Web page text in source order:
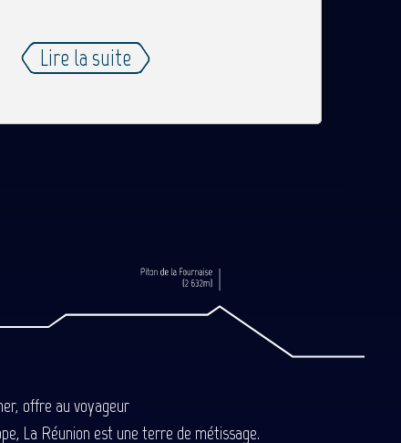
Lire la suite
offre au voyageur
La Réunion est une terre de métissage.